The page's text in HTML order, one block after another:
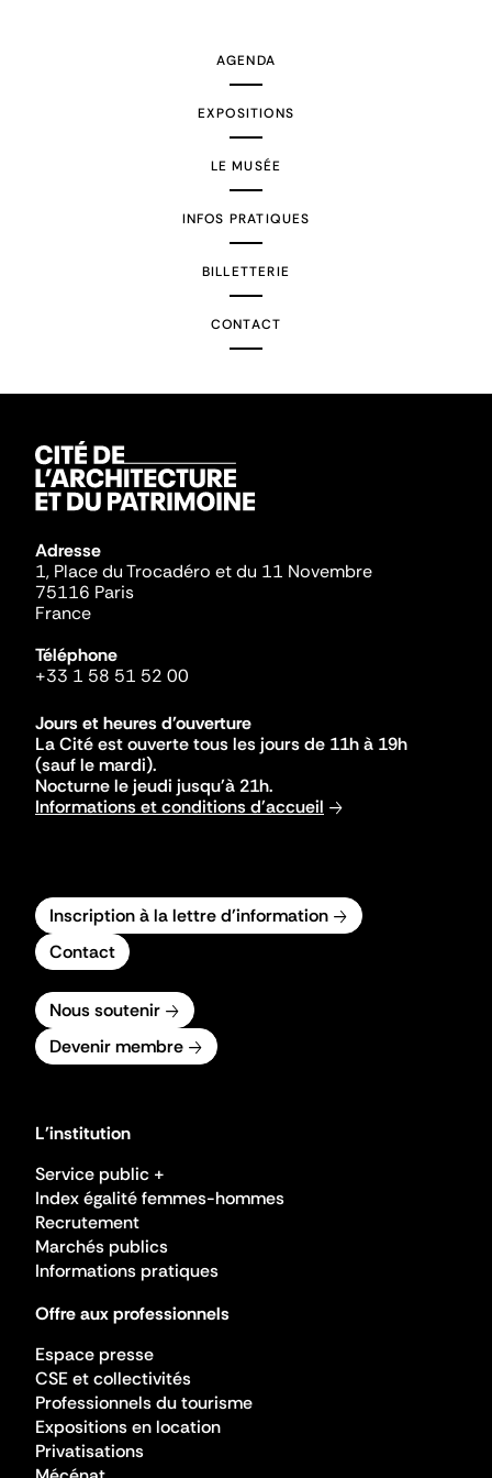
AGENDA
EXPOSITIONS
LE MUSÉE
INFOS PRATIQUES
BILLETTERIE
CONTACT
Adresse
1, Place du Trocadéro et du 11 Novembre
75116 Paris
France
Téléphone
+33 1 58 51 52 00
Jours et heures d'ouverture
La Cité est ouverte tous les jours de 11h à 19h
(sauf le mardi).
Nocturne le jeudi jusqu'à 21h.
Informations et conditions d'accueil
Inscription à la lettre d'information
Contact
Nous soutenir
Devenir membre
L'institution
Service public +
Index égalité femmes-hommes
Recrutement
Marchés publics
Informations pratiques
Offre aux professionnels
Espace presse
CSE et collectivités
Professionnels du tourisme
Expositions en location
Privatisations